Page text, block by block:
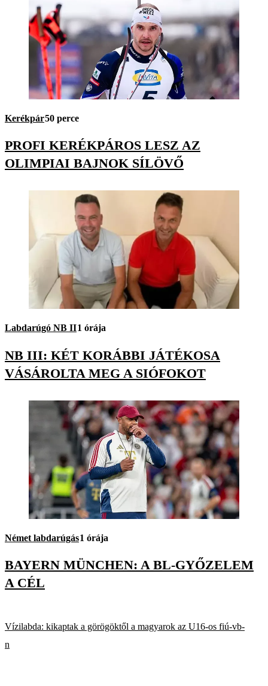
Kerékpár50 perce
PROFI KERÉKPÁROS LESZ AZ
OLIMPIAI BAJNOK SÍLÖVŐ
Labdarúgó NB II1 órája
NB III: KÉT KORÁBBI JÁTÉKOSA
VÁSÁROLTA MEG A SIÓFOKOT
Német labdarúgás1 órája
BAYERN MÜNCHEN: A BL-GYŐZELEM
A CÉL
Vízilabda: kikaptak a görögöktől a magyarok az U16-os fiú-vb-
n